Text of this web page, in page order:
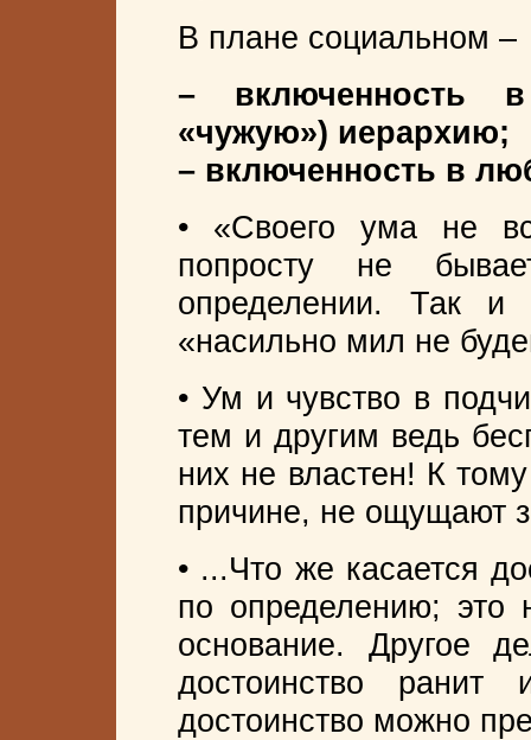
В плане социальном –
– включенность
«чужую») иерархию;
– включенность в
• «Своего ума не
попросту не
определении. Так
«насильно мил не
• Ум и чувство в
тем и другим ведь
них не властен! К
причине, не ощущают
• ...Что же касается
по определению; это
основание. Другое
достоинство ранит
достоинство можно